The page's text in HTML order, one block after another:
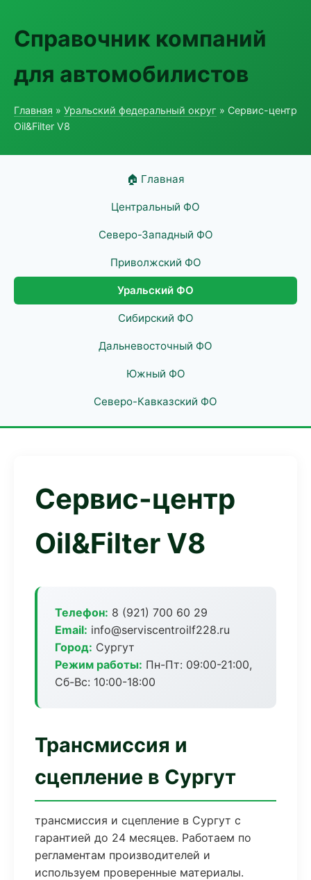
Справочник компаний
для автомобилистов
Главная » Уральский федеральный округ » Сервис-центр
Oil&Filter V8
🏠 Главная
Центральный ФО
Северо-Западный ФО
Приволжский ФО
Уральский ФО
Сибирский ФО
Дальневосточный ФО
Южный ФО
Северо-Кавказский ФО
Сервис-центр
Oil&Filter V8
Телефон: 8 (921) 700 60 29
Email: info@serviscentroilf228.ru
Город: Сургут
Режим работы: Пн-Пт: 09:00-21:00,
Сб-Вс: 10:00-18:00
Трансмиссия и
сцепление в Сургут
трансмиссия и сцепление в Сургут с
гарантией до 24 месяцев. Работаем по
регламентам производителей и
используем проверенные материалы.